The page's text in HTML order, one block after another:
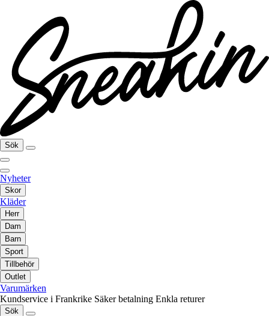
Sök
Nyheter
Skor
Kläder
Herr
Dam
Barn
Sport
Tillbehör
Outlet
Varumärken
Kundservice i Frankrike Säker betalning Enkla returer
Sök